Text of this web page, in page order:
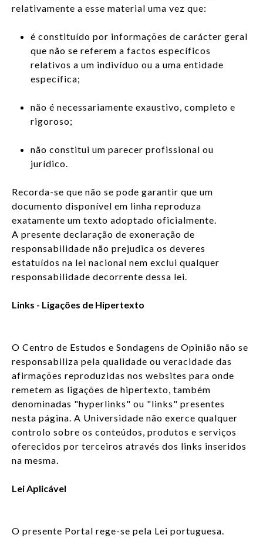
relativamente a esse material uma vez que:
é constituído por informações de carácter geral
que não se referem a factos específicos
relativos a um indivíduo ou a uma entidade
específica;
não é necessariamente exaustivo, completo e
rigoroso;
não constitui um parecer profissional ou
jurídico.
Recorda-se que não se pode garantir que um
documento disponível em linha reproduza
exatamente um texto adoptado oficialmente.
A presente declaração de exoneração de
responsabilidade não prejudica os deveres
estatuídos na lei nacional nem exclui qualquer
responsabilidade decorrente dessa lei.
Links - Ligações de Hipertexto
O Centro de Estudos e Sondagens de Opinião não se
responsabiliza pela qualidade ou veracidade das
afirmações reproduzidas nos websites para onde
remetem as ligações de hipertexto, também
denominadas "hyperlinks" ou "links" presentes
nesta página. A Universidade não exerce qualquer
controlo sobre os conteúdos, produtos e serviços
oferecidos por terceiros através dos links inseridos
na mesma.
Lei Aplicável
O presente Portal rege-se pela Lei portuguesa.